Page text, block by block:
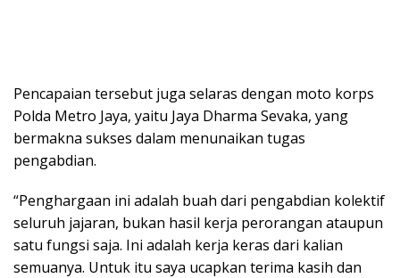
Pencapaian tersebut juga selaras dengan moto korps
Polda Metro Jaya, yaitu Jaya Dharma Sevaka, yang
bermakna sukses dalam menunaikan tugas
pengabdian.
“Penghargaan ini adalah buah dari pengabdian kolektif
seluruh jajaran, bukan hasil kerja perorangan ataupun
satu fungsi saja. Ini adalah kerja keras dari kalian
semuanya. Untuk itu saya ucapkan terima kasih dan